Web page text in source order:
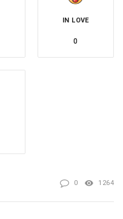
IN LOVE
0
0 1264